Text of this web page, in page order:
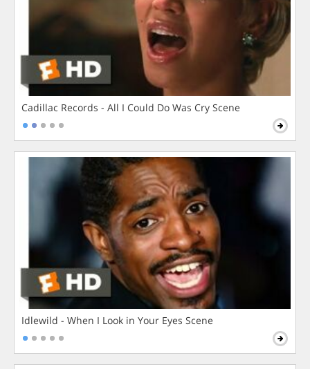
Cadillac Records - All I Could Do Was Cry Scene
Idlewild - When I Look in Your Eyes Scene